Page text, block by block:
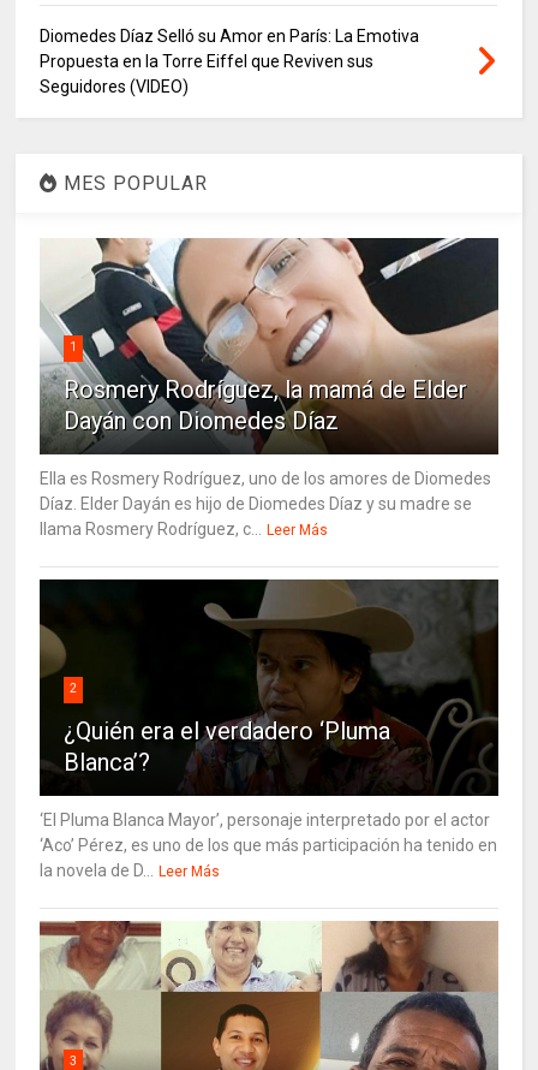
Diomedes Díaz Selló su Amor en París: La Emotiva
Propuesta en la Torre Eiffel que Reviven sus
Seguidores (VIDEO)
MES POPULAR
1
Rosmery Rodríguez, la mamá de Elder
Dayán con Diomedes Díaz
Ella es Rosmery Rodríguez, uno de los amores de Diomedes
Díaz. Elder Dayán es hijo de Diomedes Díaz y su madre se
llama Rosmery Rodríguez, c... Leer Más
2
¿Quién era el verdadero ‘Pluma
Blanca’?
‘El Pluma Blanca Mayor’, personaje interpretado por el actor
‘Aco’ Pérez, es uno de los que más participación ha tenido en
la novela de D... Leer Más
3